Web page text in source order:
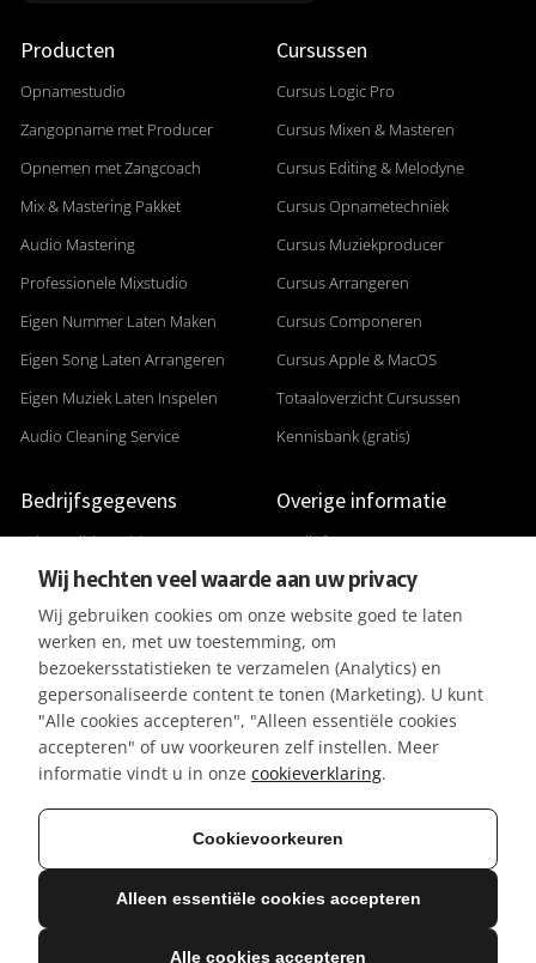
Producten
Opnamestudio
Zangopname met Producer
Opnemen met Zangcoach
Mix & Mastering Pakket
Audio Mastering
Professionele Mixstudio
Eigen Nummer Laten Maken
Eigen Song Laten Arrangeren
Eigen Muziek Laten Inspelen
Audio Cleaning Service
Cursussen
Cursus Logic Pro
Cursus Mixen & Masteren
Cursus Editing & Melodyne
Cursus Opnametechniek
Cursus Muziekproducer
Cursus Arrangeren
Cursus Componeren
Cursus Apple & MacOS
Totaaloverzicht Cursussen
Kennisbank (gratis)
Bedrijfsgegevens
Adres: Gildenveld 89
3892 DE Zeewolde
+31 (0) 36 5226807
KVK 32096182
BTW-ID NL001391737B50
IBAN NL42KNAB0257116370
BIC KNABNL2H
Gratis parkeergelegenheid
Overige informatie
Studiofoto's
Apparatuurlijst
Aanleverspecificaties
Reviews & Recensies
Privacyverklaring
Algemene Voorwaarden
Referenties / Klanten
Vacatures
© 2026 Mediasaloon | Creatie & Ontwerp: R. Groeneveld
Wij hechten veel waarde aan uw privacy
Wij gebruiken cookies om onze website goed te laten
werken en, met uw toestemming, om
bezoekersstatistieken te verzamelen (Analytics) en
gepersonaliseerde content te tonen (Marketing). U kunt
"Alle cookies accepteren", "Alleen essentiële cookies
accepteren" of uw voorkeuren zelf instellen. Meer
informatie vindt u in onze cookieverklaring.
Cookievoorkeuren
Alleen essentiële cookies accepteren
Alle cookies accepteren